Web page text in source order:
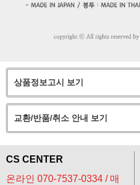
상품정보고시 보기
교환/반품/취소 안내 보기
CS CENTER
온라인 070-7537-0334 / 매